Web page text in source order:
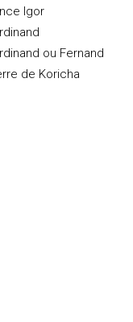
Igor
ou Fernand
de Koricha